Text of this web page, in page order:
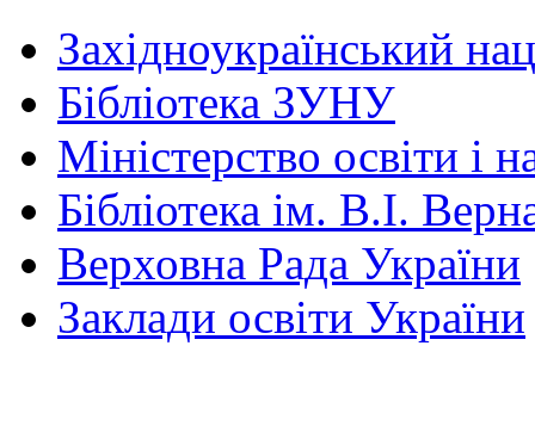
Західноукраїнський
Бібліотека ЗУНУ
Міністерство освіти і
Бібліотека ім. В.І.
Верховна Рада України
Заклади освіти України